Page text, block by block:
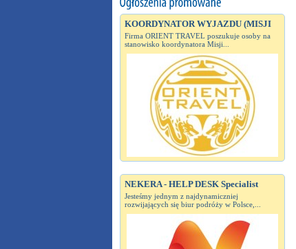
KOORDYNATOR WYJAZDU (MISJI
Firma ORIENT TRAVEL poszukuje osoby na
stanowisko koordynatora Misji...
NEKERA - HELP DESK Specialist
Jesteśmy jednym z najdynamiczniej
rozwijających się biur podróży w Polsce,...